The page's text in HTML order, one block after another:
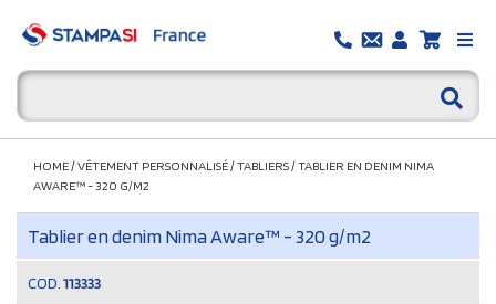
HOME/VÊTEMENT PERSONNALISÉ/TABLIERS/TABLIER EN DENIM NIMA
AWARE™ - 320 G/M2
Tablier en denim Nima Aware™ - 320 g/m2
COD. 113333